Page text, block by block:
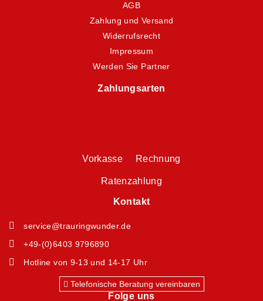
AGB
Zahlung und Versand
Widerrufsrecht
Impressum
Werden Sie Partner
Zahlungsarten
Vorkasse Rechnung
Ratenzahlung
Kontakt
service@trauringwunder.de
+49-(0)6403 9796890
Hotline von 9-13 und 14-17 Uhr
Telefonische Beratung vereinbaren
Folge uns